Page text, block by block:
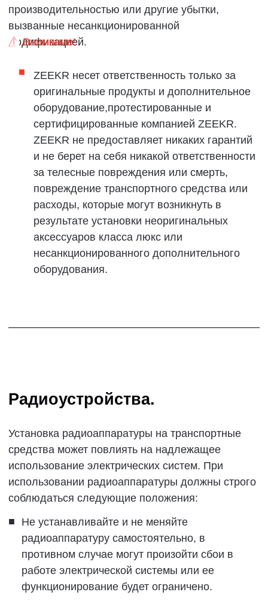
Утилизация транспортного
средства.
В соответствии с национальным
законодательством и нормативными актами по
охране окружающей среды транспортные
средства, срок службы которых истек или
которые не могут соответствовать условиям
утилизированы в установленном порядке. Перед
утилизацией транспортных средств, пожалуйста,
обратитесь в ZEEKR Service (Experience) Center
для получения консультации по утилизации
транспортных средств.
Утилизировать транспортные средства
разрешается только компаниям по
переработке отходов, соответствующими
безопасности, а также законы и нормативные
конфиденциальности.
представленную вами соответствующую
или услуг. Мы признаем важность
представленной вами персональной
информации и сделаем все возможное для
обеспечения безопасности и защиты ваших
личных данных в соответствии с применимыми
Для получения дополнительной информации о
сборе, использовании, хранении и защите ваших
соответствующих продуктов и услуг, а также об
их просмотре, обновлении, удалении и защите,
можено перейти в раздел Пользовательский
центр(User center)-О (About)-Положение о
Внимание!